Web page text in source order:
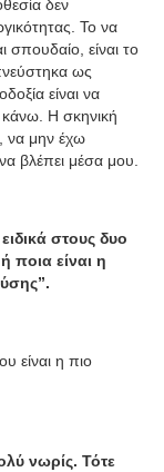
δεν
Το να
σπουδαίο, είναι το
ως
είναι να
Η σκηνική
να μην έχω
βλέπει μέσα μου.
στους δυο
ποια είναι η
είναι η πιο
νωρίς. Τότε